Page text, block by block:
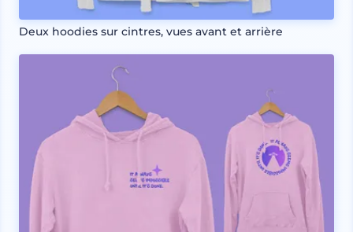
Deux hoodies sur cintres, vues avant et arrière